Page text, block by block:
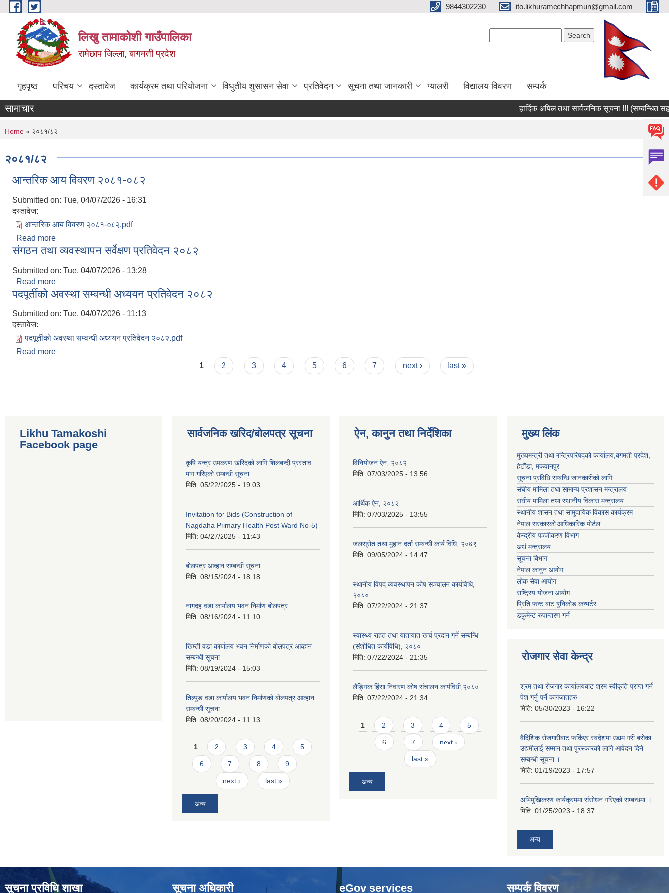
Skip to main content 9844302230 ito.likhuramechhapmun@gmail.com
लिखु तामाकोशी गाउँपालिका
रामेछाप जिल्ला, बागमती प्रदेश
गृहपृष्ठ परिचय दस्तावेज कार्यक्रम तथा परियोजना विधुतीय शुसासन सेवा प्रतिवेदन सूचना तथा जानकारी ग्यालरी विद्यालय विवरण सम्पर्क
सामाचार हार्दिक अपिल तथा सार्वजनिक सूचना !!! (सम्बन्धित
You are here
Home » २०८१/८२
२०८१/८२
आन्तरिक आय विवरण २०८१-०८२
Submitted on: Tue, 04/07/2026 - 16:31
दस्तावेज:
आन्तरिक आय विवरण २०८१-०८२.pdf
Read more
संगठन तथा व्यवस्थापन सर्वेक्षण प्रतिवेदन २०८२
Submitted on: Tue, 04/07/2026 - 13:28
Read more
पदपूर्तीको अवस्था सम्वन्धी अध्ययन प्रतिवेदन २०८२
Submitted on: Tue, 04/07/2026 - 11:13
दस्तावेज:
पदपूर्तीको अवस्था सम्वन्धी अध्ययन प्रतिवेदन २०८२.pdf
Read more
1 2 3 4 5 6 7 next › last »
Likhu Tamakoshi
Facebook page
सार्वजनिक खरिद/बोलपत्र सूचना
कृषि यन्त्र उपकरण खरिदको लागि शिलबन्दी प्रस्ताव
माग गरिएको सम्बन्धी सूचना
मिति: 05/22/2025 - 19:03
Invitation for Bids (Construction of
Nagdaha Primary Health Post Ward No-5)
मिति: 04/27/2025 - 11:43
बोलपत्र आव्हान सम्बन्धी सूचना
मिति: 08/15/2024 - 18:18
नागदह वडा कार्यालय भवन निर्माण बोलपत्र
मिति: 08/16/2024 - 11:10
खिम्ती वडा कार्यालय भवन निर्माणको बोलपत्र आव्हान
सम्बन्धी सूचना
मिति: 08/19/2024 - 15:03
तिल्पुङ वडा कार्यालय भवन निर्माणको बोलपत्र आव्हान
सम्बन्धी सूचना
मिति: 08/20/2024 - 11:13
Pages
1 2 3 4 5
6 7 8 9
next › last »
अन्य
ऐन, कानुन तथा निर्देशिका
विनियोजन ऐन, २०८२
मिति: 07/03/2025 - 13:56
आर्थिक ऐन, २०८२
मिति: 07/03/2025 - 13:55
जलस्रोत तथा मुहान दर्ता सम्बन्धी कार्य विधि, २०७९
मिति: 09/05/2024 - 14:47
स्थानीय विपद् व्यवस्थापन कोष सञ्चालन कार्यविधि,
२०८०
मिति: 07/22/2024 - 21:37
स्वास्थ्य राहत तथा यातायात खर्च प्रदान गर्ने सम्बन्धि
(संशोधित कार्यविधि), २०८०
मिति: 07/22/2024 - 21:35
लैङ्गिक हिंसा निवारण कोष संचालन कार्यविधी,२०८०
मिति: 07/22/2024 - 21:34
Pages
1 2 3 4 5
6 7 next ›
last »
अन्य
मुख्य लिंक
मुख्यमन्त्री तथा मन्त्रिपरिषद्को कार्यालय,बगमती प्रदेश,
हेटौंडा, मकवानपुर
सूचना प्रविधि सम्बन्धि जानकारीको लागि
संघीय मामिला तथा सामान्य प्रशासन मन्त्रालय
संघीय मामिला तथा स्थानीय विकास मन्त्रालय
स्थानीय शासन तथा सामुदायिक विकास कार्यक्रम
नेपाल सरकारको आधिकारिक पोर्टल
केन्द्रीय पञ्जीकरण विभाग
अर्थ मन्त्रालय
सूचना बिभाग
नेपाल कानुन आयोग
लोक सेवा आयोग
राष्ट्रिय योजना आयोग
प्रिति फन्ट बाट युनिकोड कन्भर्टर
डकुमेन्ट रुपान्तरण गर्न
रोजगार सेवा केन्द्र
श्रम तथा रोजगार कार्यालयबाट श्रम स्वीकृति प्राप्त गर्न
पेश गर्नु पर्ने कागजातहरु
मिति: 05/30/2023 - 16:22
वैदिशिक रोजगारीबाट फर्किएर स्वदेशमा उद्यम गरी बसेका
उद्यमीलाई सम्मान तथा पुरस्कारको लागि आवेदन दिने
सम्बन्धी सूचना ।
मिति: 01/19/2023 - 17:57
अभिमुखिकरण कार्यक्रममा संसोधन गरिएको सम्बन्धमा ।
मिति: 01/25/2023 - 18:37
अन्य
सूचना प्रविधि शाखा सूचना अधिकारी eGov services सम्पर्क विवरण